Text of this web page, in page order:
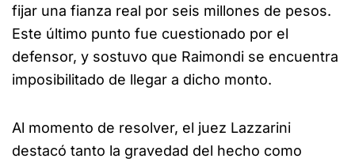
fijar una fianza real por seis millones de pesos.
Este último punto fue cuestionado por el
defensor, y sostuvo que Raimondi se encuentra
imposibilitado de llegar a dicho monto.
Al momento de resolver, el juez Lazzarini
destacó tanto la gravedad del hecho como